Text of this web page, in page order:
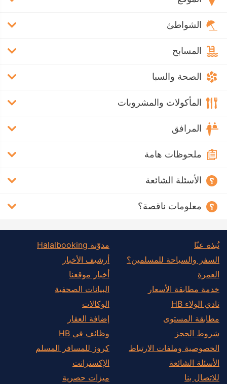
الشواطئ
المسابح
الصحة والسبا
المأكولات والمشروبات
المرافق
ملحوظات هامة
الأسئلة الشائعة
معلومات ناقصة؟
نُبذة عنّا
السفر والسياحة للمسلمين؟
العمرة
خدمة مطابقة الأسعار
نادي الولاء HB
مطابقة المستوى
شروط الحجز
الخصوصية وملفات الارتباط
الأسئلة الشائعة
للاتصال بنا
مدوّنة Halalbooking
أرشيف الأخبار
أخبار موقعنا
البيانات الصحفية
الوكالات
إضافة العقار
وظائف في HB
كروز للمسافر المسلم
الإكسترانت
ميزات حصرية